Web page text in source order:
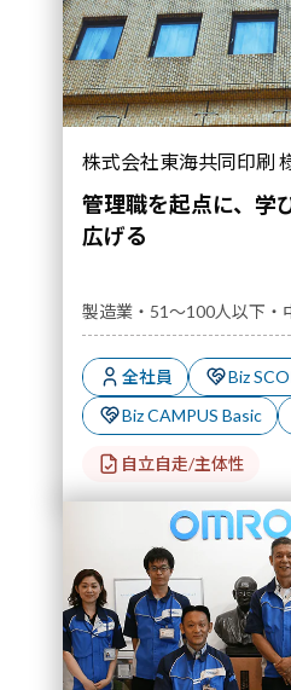
株式会社東海共同印刷
管理職を起点に、学
広げる
製造業・51～100人以下・
全社員
Biz
Biz CAMPUS Basic
自立自走/主体性